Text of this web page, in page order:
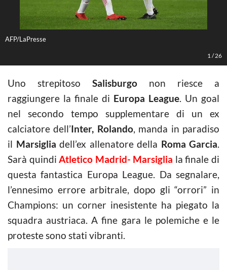
AFP/LaPresse
1 /26
Uno strepitoso Salisburgo non riesce a
raggiungere la finale di Europa League. Un goal
nel secondo tempo supplementare di un ex
calciatore dell’Inter, Rolando, manda in paradiso
il Marsiglia dell’ex allenatore della Roma Garcia.
Sarà quindiAtletico Madrid- Marsiglia la finale di
questa fantastica Europa League. Da segnalare,
l’ennesimo errore arbitrale, dopo gli “orrori” in
Champions: un corner inesistente ha piegato la
squadra austriaca. A fine gara le polemiche e le
proteste sono stati vibranti.